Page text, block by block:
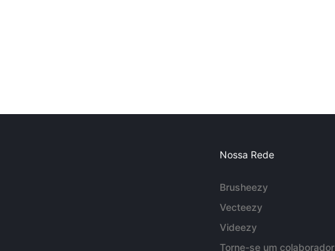
Nossa Rede
Brusheezy
Vecteezy
Videezy
Torne-se um colaborador